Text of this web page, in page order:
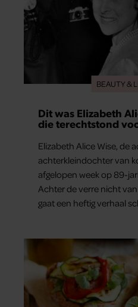
BEAUTY &
Dit was Elizabeth
die terechtstond
Elizabeth Alice Wise, de
achterkleindochter van
afgelopen week op 89-
Achter de verre nicht
gaat een heftig verhaal